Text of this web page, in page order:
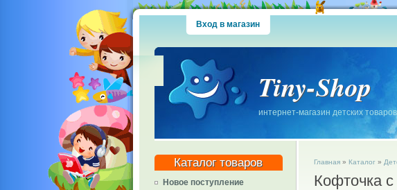
Вход в магазин
Tiny-Shop
интернет-магазин детских товаров
Каталог товаров
Новое поступление
Главная» Каталог»
Кофточка